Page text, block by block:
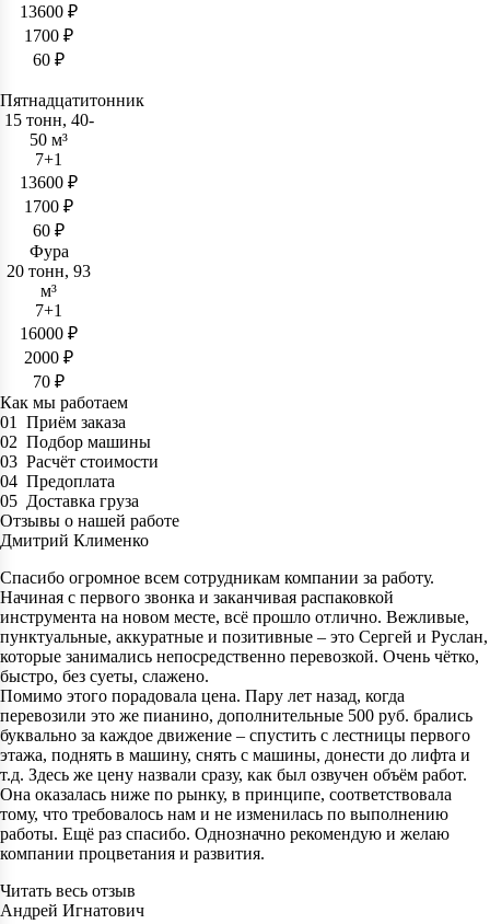
13600 ₽
1700 ₽
60 ₽
Пятнадцатитонник
15 тонн, 40-
50 м³
7+1
13600 ₽
1700 ₽
60 ₽
Фура
20 тонн, 93
м³
7+1
16000 ₽
2000 ₽
70 ₽
Как мы работаем
01
Приём заказа
02 Подбор машины
03 Расчёт стоимости
04 Предоплата
05 Доставка груза
Отзывы о нашей работе
Дмитрий Клименко
Спасибо огромное всем сотрудникам компании за работу.
Начиная с первого звонка и заканчивая распаковкой
инструмента на новом месте, всё прошло отлично. Вежливые,
пунктуальные, аккуратные и позитивные – это Сергей и Руслан,
которые занимались непосредственно перевозкой. Очень чётко,
быстро, без суеты, слажено.
Помимо этого порадовала цена. Пару лет назад, когда
перевозили это же пианино, дополнительные 500 руб. брались
буквально за каждое движение – спустить с лестницы первого
этажа, поднять в машину, снять с машины, донести до лифта и
т.д. Здесь же цену назвали сразу, как был озвучен объём работ.
Она оказалась ниже по рынку, в принципе, соответствовала
тому, что требовалось нам и не изменилась по выполнению
работы. Ещё раз спасибо. Однозначно рекомендую и желаю
компании процветания и развития.
Читать весь отзыв
Андрей Игнатович